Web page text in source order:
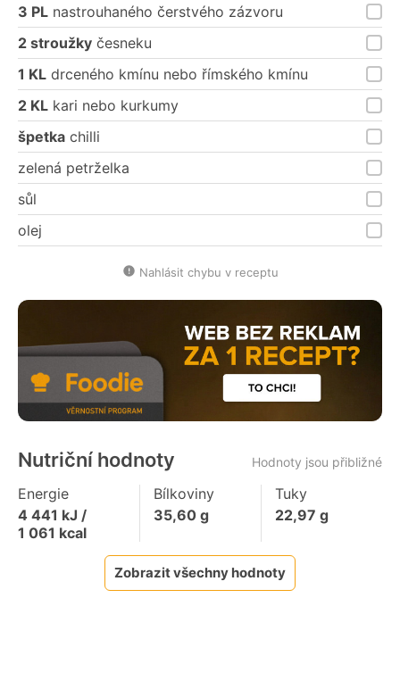
3 PL nastrouhaného čerstvého zázvoru
2 stroužky česneku
1 KL drceného kmínu nebo římského kmínu
2 KL kari nebo kurkumy
špetka chilli
zelená petrželka
sůl
olej
Nahlásit chybu v receptu
Nutriční hodnoty Hodnoty jsou přibližné
Energie
4 441 kJ /
1 061 kcal
Bílkoviny
35,60g
Tuky
22,97 g
Zobrazit všechny hodnoty